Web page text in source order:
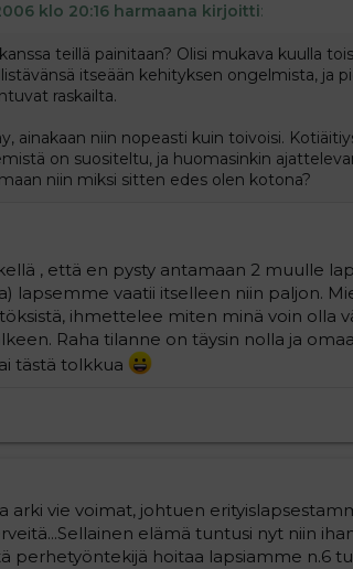
klo 20:16 harmaana kirjoitti:
teillä painitaan? Olisi mukava kuulla
itseään kehityksen ongelmista, ja
raskailta.
ainakaan niin nopeasti kuin toivoisi.
on suositeltu, ja huomasinkin
niin miksi sitten edes olen kotona?
, että en pysty antamaan 2 muulle
lapsemme vaatii itselleen niin paljon.
ihmettelee miten minä voin olla
Raha tilanne on täysin nolla ja
tästä tolkkua
arki vie voimat, johtuen
elämä tuntusi nyt niin
perhetyöntekijä hoitaa lapsiamme n.6